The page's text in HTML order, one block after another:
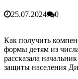
25.07.2024 0
Как получить
формы детям из
рассказала
защиты населения